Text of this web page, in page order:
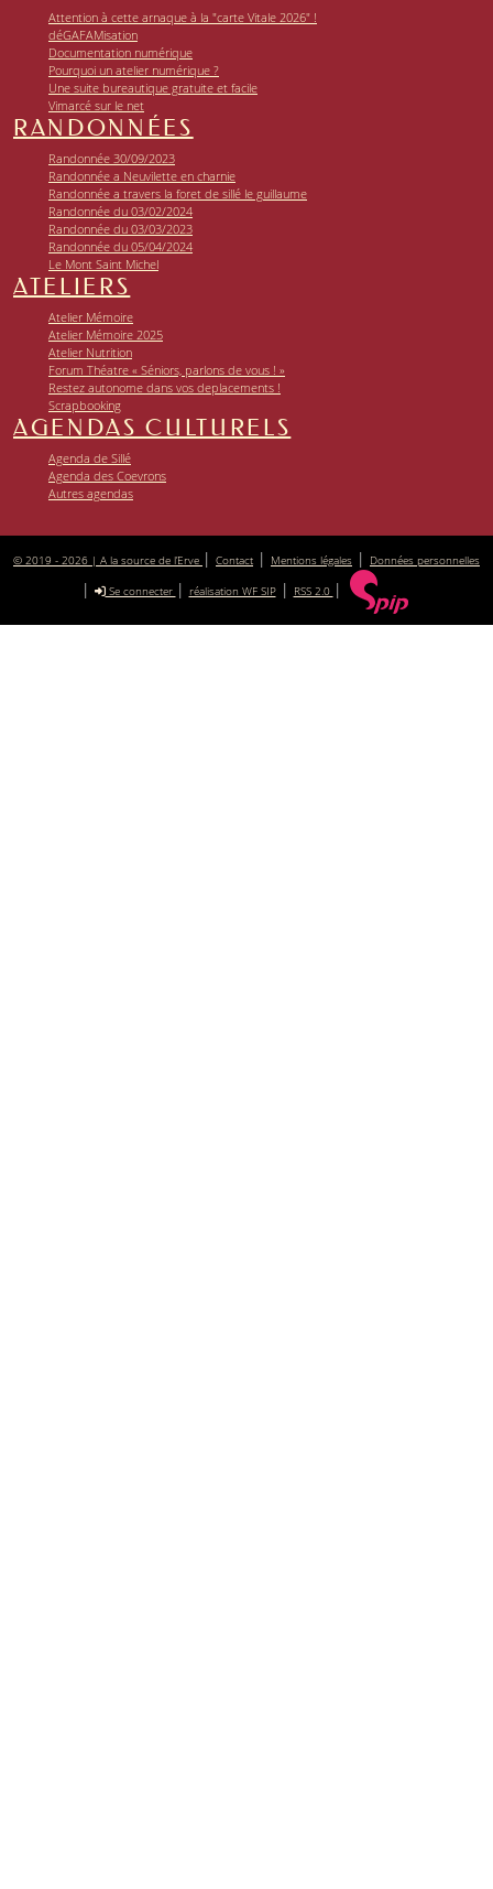
Attention à cette arnaque à la "carte Vitale 2026" !
déGAFAMisation
Documentation numérique
Pourquoi un atelier numérique ?
Une suite bureautique gratuite et facile
Vimarcé sur le net
RANDONNÉES
Randonnée 30/09/2023
Randonnée a Neuvilette en charnie
Randonnée a travers la foret de sillé le guillaume
Randonnée du 03/02/2024
Randonnée du 03/03/2023
Randonnée du 05/04/2024
Le Mont Saint Michel
ATELIERS
Atelier Mémoire
Atelier Mémoire 2025
Atelier Nutrition
Forum Théatre « Séniors, parlons de vous ! »
Restez autonome dans vos deplacements !
Scrapbooking
AGENDAS CULTURELS
Agenda de Sillé
Agenda des Coevrons
Autres agendas
© 2019 - 2026 | A la source de l’Erve | Contact | Mentions légales | Données personnelles
| Se connecter | réalisation WF SIP| RSS 2.0 |